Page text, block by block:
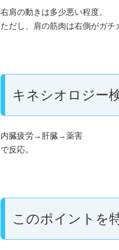
右肩の動きは多少悪い程度。
ただし、肩の筋肉は右側がガチ
キネシオロジー
内臓疲労→肝臓→薬害
で反応。
このポイントを